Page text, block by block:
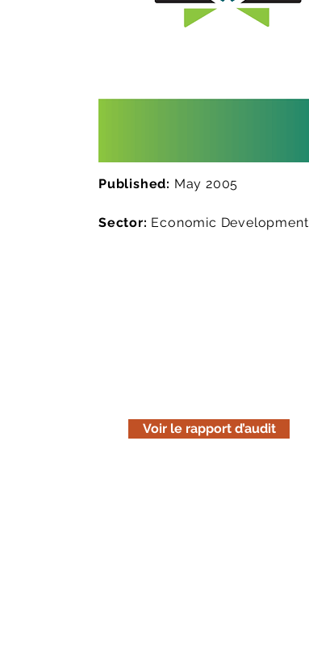
Published: May 2005
Sector: Economic Development
Voir le rapport d’audit